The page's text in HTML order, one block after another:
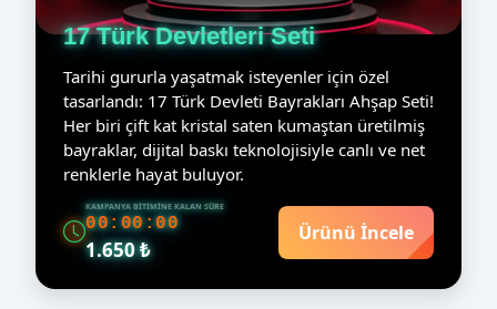
17 Türk Devletleri Seti
Tarihi gururla yaşatmak isteyenler için özel
tasarlandı: 17 Türk Devleti Bayrakları Ahşap Seti!
Her biri çift kat kristal saten kumaştan üretilmiş
bayraklar, dijital baskı teknolojisiyle canlı ve net
renklerle hayat buluyor.
KAMPANYA BITIMINE KALAN SÜRE
00:00:00
1.650 ₺
Ürünü İncele